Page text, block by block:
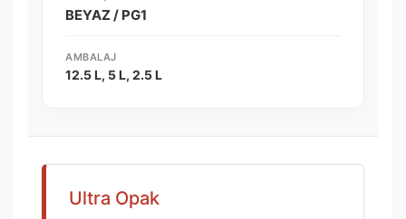
BEYAZ / PG1
AMBALAJ
12.5 L, 5 L, 2.5 L
Ultra Opak